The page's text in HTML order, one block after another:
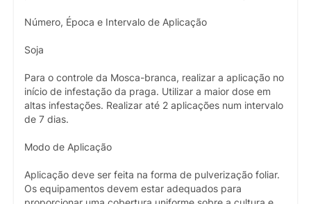
Número, Época e Intervalo de Aplicação
Soja
Para o controle da Mosca-branca, realizar a aplicação no
início de infestação da praga. Utilizar a maior dose em
altas infestações. Realizar até 2 aplicações num intervalo
de 7 dias.
Modo de Aplicação
Aplicação deve ser feita na forma de pulverização foliar.
Os equipamentos devem estar adequados para